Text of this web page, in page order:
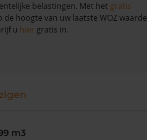
belastingen. Met het gratis
de hoogte van uw laatste WOZ waarde
u hier gratis in.
m3